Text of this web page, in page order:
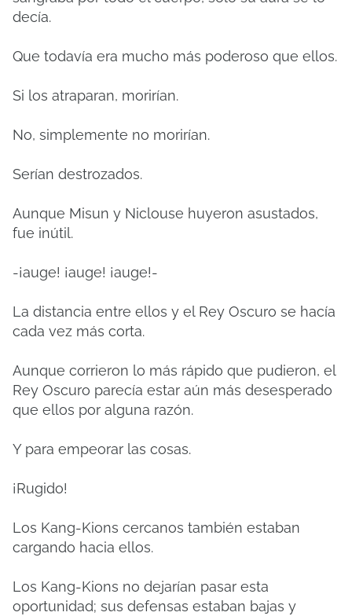
decía.
Que todavía era mucho más poderoso que ellos.
Si los atraparan, morirían.
No, simplemente no morirían.
Serían destrozados.
Aunque Misun y Niclouse huyeron asustados,
fue inútil.
-¡auge! ¡auge! ¡auge!-
La distancia entre ellos y el Rey Oscuro se hacía
cada vez más corta.
Aunque corrieron lo más rápido que pudieron, el
Rey Oscuro parecía estar aún más desesperado
que ellos por alguna razón.
Y para empeorar las cosas.
¡Rugido!
Los Kang-Kions cercanos también estaban
cargando hacia ellos.
Los Kang-Kions no dejarían pasar esta
oportunidad; sus defensas estaban bajas y